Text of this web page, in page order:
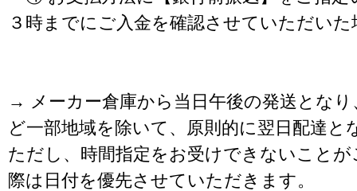
３時までにご入金を確認させていただいた
→ メーカー倉庫から当日午後の発送となり
ど一部地域を除いて、原則的に翌日配達と
ただし、時間指定をお受けできないこと
際は日付を優先させていただきます。